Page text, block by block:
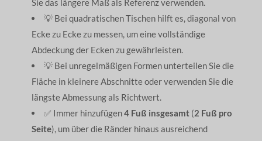
💡 Bei quadratischen Tischen hilft es, diagonal von
Ecke zu Ecke zu messen, um eine vollständige
Abdeckung der Ecken zu gewährleisten.
💡 Bei unregelmäßigen Formen unterteilen Sie die
Fläche in kleinere Abschnitte oder verwenden Sie die
längste Abmessung als Richtwert.
✅ Immer hinzufügen4 Fuß insgesamt(2 Fuß pro
Seite), um über die Ränder hinaus ausreichend